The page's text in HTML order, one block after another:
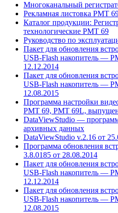
Многоканальный
Рекламная листовка РМТ
Каталог продукции:
технологические РМТ 69
Руководство по
Пакет для обновления
USB-Flash накопитель —
12.12.2014
Пакет для обновления
USB-Flash накопитель —
12.08.2015
Программа настройки
РМТ 69, РМТ 69L,
DataViewStudio —
архивных данных
DataViewStudio v.2.16 от
Программа обновления
3.8.0185 от 28.08.2014
Пакет для обновления
USB-Flash накопитель —
12.12.2014
Пакет для обновления
USB-Flash накопитель —
12.08.2015